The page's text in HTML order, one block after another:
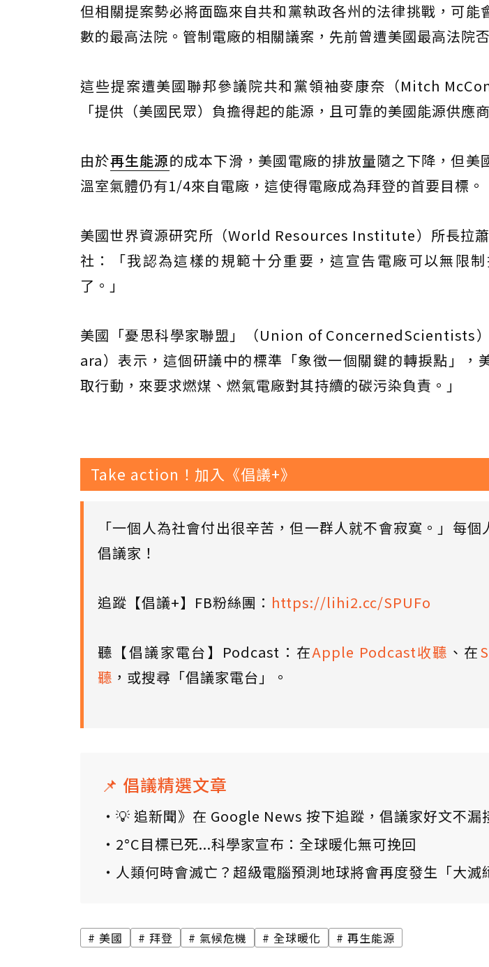
但相關提案勢必將面臨來自共和黨執政各州的法律挑戰，可能
數的最高法院。管制電廠的相關議案，先前曾遭美國最高法院
這些提案遭美國聯邦參議院共和黨領袖麥康奈（Mitch
「提供（美國民眾）負擔得起的能源，且可靠的美國能源供應
由於再生能源的成本下滑，美國電廠的排放量隨之下降，但美
溫室氣體仍有1/4來自電廠，這使得電廠成為拜登的首要目標。
美國世界資源研究所（World Resources Institute）所長拉
社：「我認為這樣的規範十分重要，這宣告電廠可以無限
了。」
美國「憂思科學家聯盟」（Union of ConcernedScientists
ara）表示，這個研議中的標準「象徵一個關鍵的轉捩點」，
取行動，來要求燃煤、燃氣電廠對其持續的碳污染負責。」
Take action！加入《倡議+》
「一個人為社會付出很辛苦，但一群人就不會寂寞。」每
倡議家！
追蹤【倡議+】FB粉絲團： https://lihi2.cc/SPUFo
聽【倡議家電台】Podcast：在Apple Podcast收聽 、在
聽 ，或搜尋「倡議家電台」。
📌 倡議精選文章
💡 追新聞》在 Google News 按下追蹤，倡議家好文不漏
2°C目標已死...科學家宣布：全球暖化無可挽回
人類何時會滅亡？超級電腦預測地球將會再度發生「大滅
美國 拜登 氣候危機 全球暖化 再生能源